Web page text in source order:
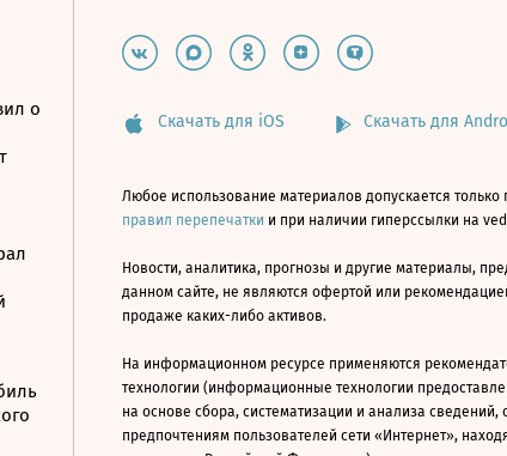
о
Скачать для iOS Скачать для
Любое использование материалов допускается
правил перепечатки и при наличии гиперссылки на
Новости, аналитика, прогнозы и другие материалы,
данном сайте, не являются офертой или
продаже каких-либо активов.
На информационном ресурсе применяются
технологии (информационные технологии
на основе сбора, систематизации и анализа сведений,
предпочтениям пользователей сети «Интернет»,